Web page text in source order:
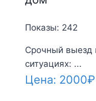
Показы: 242
Срочный выезд
ситуациях: ...
Цена: 2000₽